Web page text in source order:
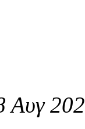
Αυγ